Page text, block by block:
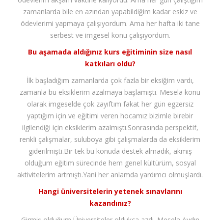
zamanlarda bile en azından yapabildiğim kadar eskiz ve
ödevlerimi yapmaya çalışıyordum. Ama her hafta iki tane
serbest ve imgesel konu çalışıyordum.
Bu aşamada aldığınız kurs eğitiminin size nasıl
katkıları oldu?
İlk başladığım zamanlarda çok fazla bir eksiğim vardı,
zamanla bu eksiklerim azalmaya başlamıştı. Mesela konu
olarak imgeselde çok zayıftım fakat her gün egzersiz
yaptığım için ve eğitimi veren hocamız bizimle birebir
ilgilendiği için eksiklerim azalmıştı.Sonrasında perspektif,
renkli çalışmalar, suluboya gibi çalışmalarda da eksiklerim
giderilmişti.Bir tek bu konuda destek almadık, akmış
olduğum eğitim sürecinde hem genel kültürüm, sosyal
aktivitelerim artmıştı.Yani her anlamda yardımcı olmuşlardı.
Hangi üniversitelerin yetenek sınavlarını
kazandınız?